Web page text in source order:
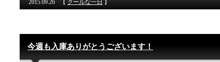
2015.09.26 【 クールな一日 】
今週も入庫ありがとうございます！